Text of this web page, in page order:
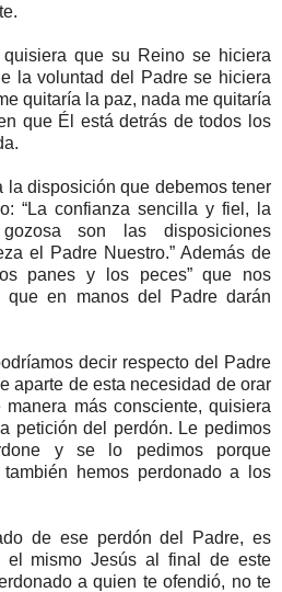
que su Reino se hiciera
la voluntad del Padre se hiciera
quitaría la paz, nada me quitaría
que Él está detrás de todos los
la disposición que debemos tener
“La confianza sencilla y fiel, la
son las disposiciones
el Padre Nuestro.” Además de
panes y los peces” que nos
que en manos del Padre darán
decir respecto del Padre
aparte de esta necesidad de orar
más consciente, quisiera
petición del perdón. Le pedimos
y se lo pedimos porque
hemos perdonado a los
de ese perdón del Padre, es
el mismo Jesús al final de este
a quien te ofendió, no te